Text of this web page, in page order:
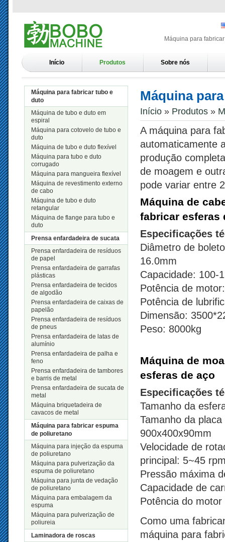
Máquina para
Início Produtos Sobre nós
Máquina para fabricar tubo e
duto
Máquina de tubo e duto em
espiral
Máquina para cotovelo de tubo e
duto
Máquina de tubo e duto flexível
Máquina para tubo e duto
corrugado
Máquina para mangueira flexível
Máquina de revestimento externo
de cabo
Máquina de tubo e duto
retangular
Máquina de flange para tubo e
duto
Prensa enfardadeira de sucata
Prensa enfardadeira de resíduos
de papel
Prensa enfardadeira de garrafas
plásticas
Prensa enfardadeira de tecidos
de algodão
Prensa enfardadeira de caixas de
papelão
Prensa enfardadeira de resíduos
de pneus
Prensa enfardadeira de latas de
alumínio
Prensa enfardadeira de palha e
feno
Prensa enfardadeira de tambores
e barris de metal
Prensa enfardadeira de sucata de
metal
Máquina briquetadeira de
cavacos de metal
Máquina para fabricar espuma
de poliuretano
Máquina para injeção da espuma
de poliuretano
Máquina para pulverização da
espuma de poliuretano
Máquina para junta de vedação
de poliuretano
Máquina para embalagem da
espuma
Máquina para pulverização de
poliureia
Laminadora de roscas
Máquina
Início» Produtos»
A máquina para
automaticamente
produção
de moagem e
pode variar entre
Máquina de
fabricar esferas
Especificações
Diâmetro de
16.0mm
Capacidade: 100-
Potência de
Potência de
Dimensão:
Peso: 8000kg
Máquina de
esferas de aço
Especificações
Tamanho da
Tamanho da
900x400x90mm
Velocidade de
principal: 5~45
Pressão máxima
Capacidade de
Potência do
Como uma
máquina para